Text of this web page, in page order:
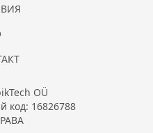
OÜ
код: 16826788